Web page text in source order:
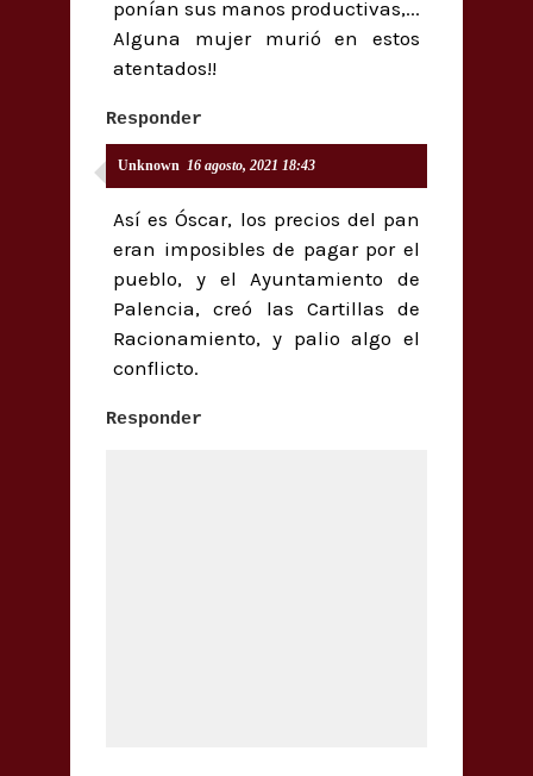
ponían sus manos productivas,...
Alguna mujer murió en estos
atentados!!
Responder
Unknown 16 agosto, 2021 18:43
Así es Óscar, los precios del pan
eran imposibles de pagar por el
pueblo, y el Ayuntamiento de
Palencia, creó las Cartillas de
Racionamiento, y palio algo el
conflicto.
Responder